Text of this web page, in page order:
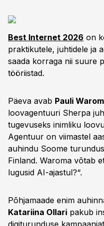
Best Internet 2026 on
praktikutele, juhtidele ja
saada korraga nii suure
tööriistad.
Päeva avab Pauli
loovagentuuri Sherpa
tugevuseks inimliku
Agentuur on viimastel
auhindu Soome
Finland. Waroma võtab
lugusid AI-ajastul?“.
Põhjamaade enim
Katariina Ollari pakub
digiturunduse